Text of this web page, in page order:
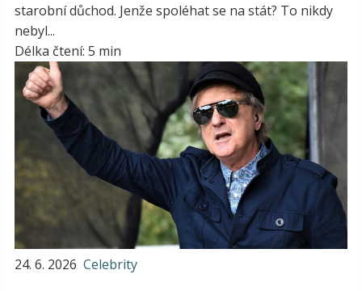
starobní důchod. Jenže spoléhat se na stát? To nikdy
nebyl...
Délka čtení: 5 min
24. 6. 2026 Celebrity